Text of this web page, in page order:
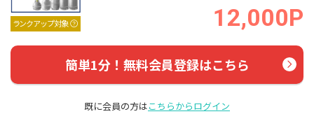
ランクアップ対象 12,000P
簡単1分！無料会員登録はこちら
既に会員の方はこちらからログイン